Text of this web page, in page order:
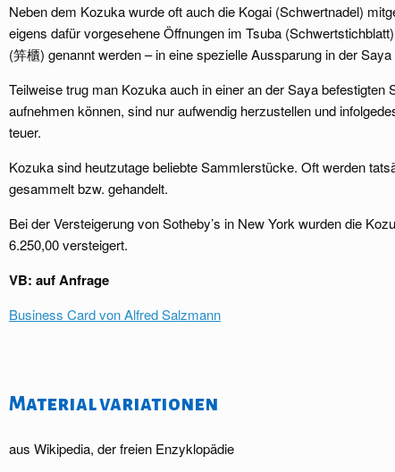
Neben dem Kozuka wurde oft auch die Kogai (Schwertnadel)
eigens dafür vorgesehene Öffnungen im Tsuba
(笄櫃) genannt werden – in eine spezielle Aussparung in der
Teilweise trug man Kozuka auch in einer an der Saya
aufnehmen können, sind nur aufwendig herzustellen und
teuer.
Kozuka sind heutzutage beliebte Sammlerstücke. Oft werden
gesammelt bzw. gehandelt.
Bei der Versteigerung von Sotheby’s in New York wurden die
6.250,00 versteigert.
VB: auf Anfrage
Business Card von Alfred Salzmann
Material variationen
aus Wikipedia, der freien Enzyklopädie